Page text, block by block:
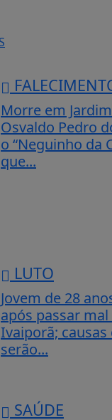
Morre em
Osvaldo Pedro
o “Neguinho da
que...
LUTO
Jovem de 28
após passar mal
Ivaiporã;
serão...
SAÚDE